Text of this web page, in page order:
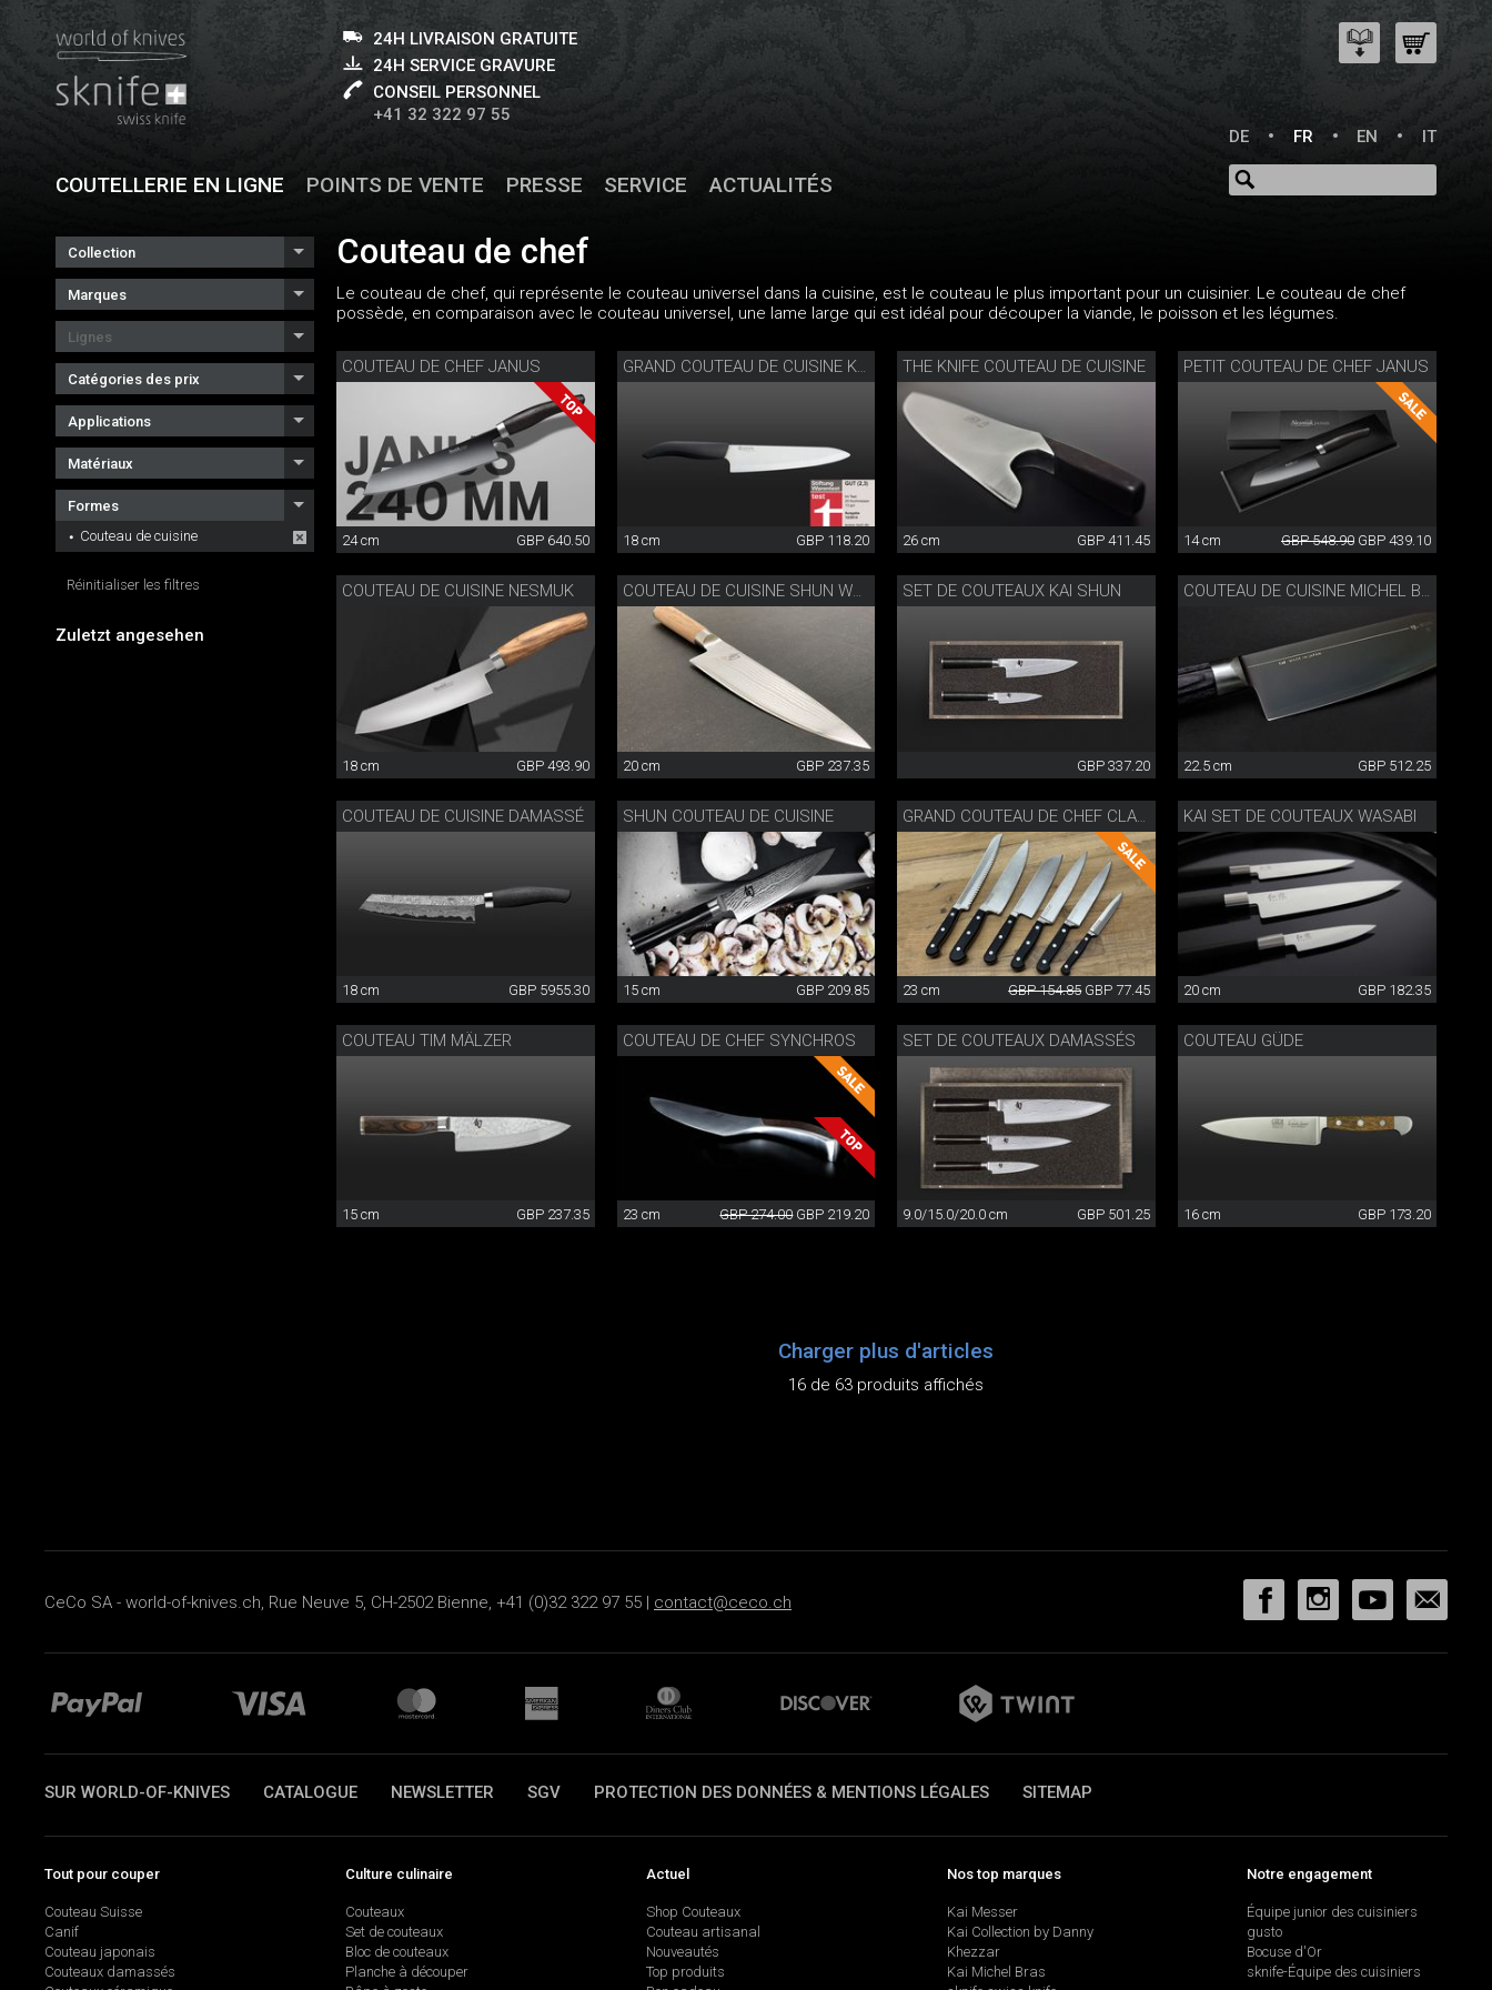
24H LIVRAISON GRATUITE
24H SERVICE GRAVURE
CONSEIL PERSONNEL
+41 32 322 97 55
DE
FR EN IT
COUTELLERIE EN LIGNE POINTS DE VENTE PRESSE SERVICE ACTUALITÉS
Collection
Marques
Lignes
Catégories des prix
Applications
Matériaux
Formes
Couteau de cuisine
Réinitialiser les filtres
Zuletzt angesehen
Couteau de chef
Le couteau de chef, qui représente le couteau universel dans la cuisine, est le couteau le plus important pour un cuisinier. Le couteau de chef
possède, en comparaison avec le couteau universel, une lame large qui est idéal pour découper la viande, le poisson et les légumes.
COUTEAU DE CHEF JANUS
24 cm GBP 640.50
GRAND COUTEAU DE CUISINE KYOCERA
18 cm GBP 118.20
THE KNIFE COUTEAU DE CUISINE
26 cm GBP 411.45
PETIT COUTEAU DE CHEF JANUS
14 cm GBP 548.90 GBP 439.10
COUTEAU DE CUISINE NESMUK
18 cm GBP 493.90
COUTEAU DE CUISINE SHUN WHITE
20 cm GBP 237.35
SET DE COUTEAUX KAI SHUN
GBP 337.20
COUTEAU DE CUISINE MICHEL BRAS
22.5 cm GBP 512.25
COUTEAU DE CUISINE DAMASSÉ
18 cm GBP 5955.30
SHUN COUTEAU DE CUISINE
15 cm GBP 209.85 23 cm GBP 154.85 GBP 77.45
KAI SET DE COUTEAUX WASABI
20 cm GBP 182.35
COUTEAU TIM MÄLZER
15 cm GBP 237.35
COUTEAU DE CHEF SYNCHROS
23 cm GBP 274.00 GBP 219.20
SET DE COUTEAUX DAMASSÉS
9.0/15.0/20.0 cm GBP 501.25
COUTEAU GÜDE
16 cm GBP 173.20
Charger plus d'articles
16 de 63 produits affichés
CeCo SA - world-of-knives.ch, Rue Neuve 5, CH-2502 Bienne, +41 (0)32 322 97 55 | contact@ceco.ch
SUR WORLD-OF-KNIVES CATALOGUE NEWSLETTER SGV PROTECTION DES DONNÉES & MENTIONS LÉGALES SITEMAP
Tout pour couper
Couteau Suisse
Canif
Couteau japonais
Couteaux damassés
Culture culinaire
Couteaux
Set de couteaux
Bloc de couteaux
Planche à découper
Actuel
Shop Couteaux
Couteau artisanal
Nouveautés
Top produits
Nos top marques
Kai Messer
Kai Collection by Danny
Khezzar
Kai Michel Bras
Notre engagement
Équipe junior des cuisiniers
gusto
Bocuse d'Or
sknife-Équipe des cuisiniers